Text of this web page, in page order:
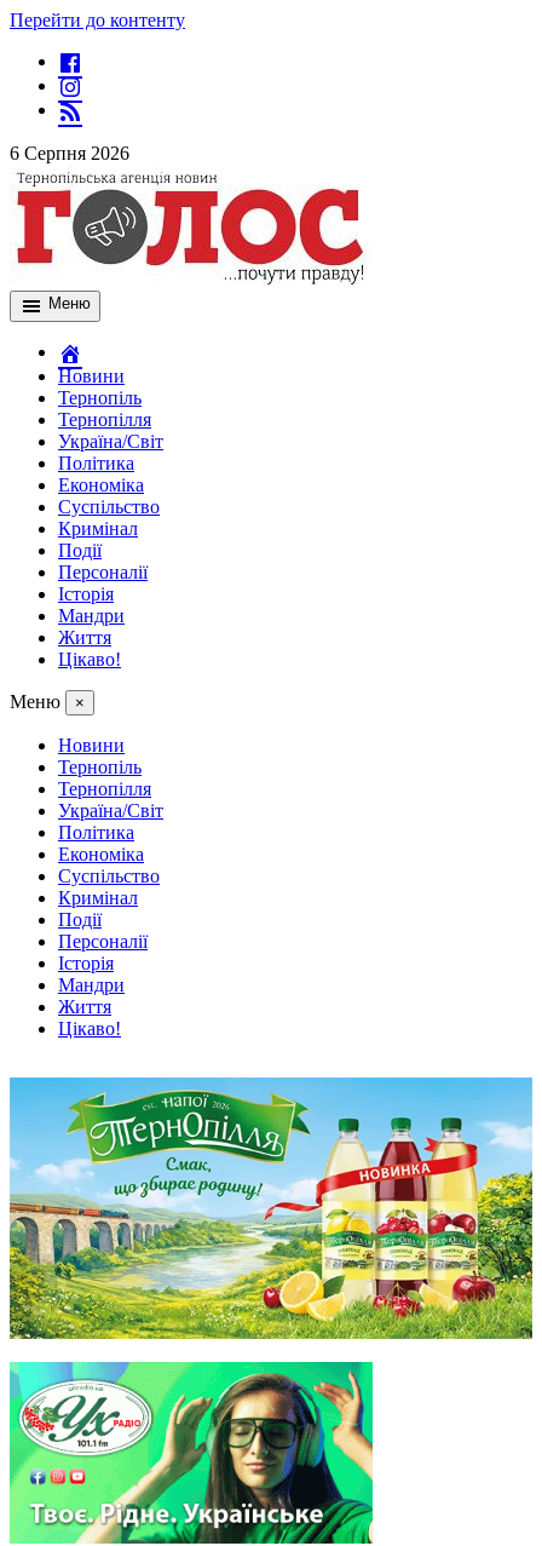
Перейти до контенту
6 Серпня 2026
Меню
Новини
Тернопіль
Тернопілля
Україна/Світ
Політика
Економіка
Суспільство
Кримінал
Події
Персоналії
Історія
Мандри
Життя
Цікаво!
Меню ×
Новини
Тернопіль
Тернопілля
Україна/Світ
Політика
Економіка
Суспільство
Кримінал
Події
Персоналії
Історія
Мандри
Життя
Цікаво!